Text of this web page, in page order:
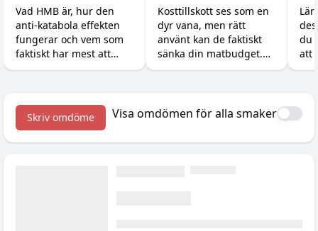
skydda dina muskler?
Vad HMB är, hur den
anti-katabola effekten
fungerar och vem som
faktiskt har mest att
vinna på tillskottet.
är billigare än maten
Kosttillskott ses som en
dyr vana, men rätt
använt kan de faktiskt
sänka din matbudget.
Så ersätter du dyra
med billigare protein,
Lär
du
att
Skriv omdöme Visa omdömen för alla smaker